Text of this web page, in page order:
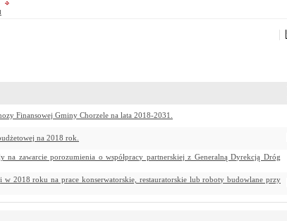
Finansowej Gminy Chorzele na lata 2018-2031.
na 2018 rok.
zawarcie porozumienia o współpracy partnerskiej z Generalną Dyrekcją Dróg
2018 roku na prace konserwatorskie, restauratorskie lub roboty budowlane przy